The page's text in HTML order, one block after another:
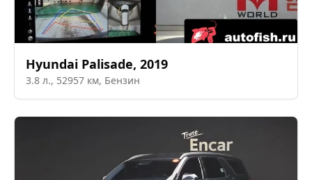
Hyundai Palisade, 2019
3.8 л., 52957 км, Бензин